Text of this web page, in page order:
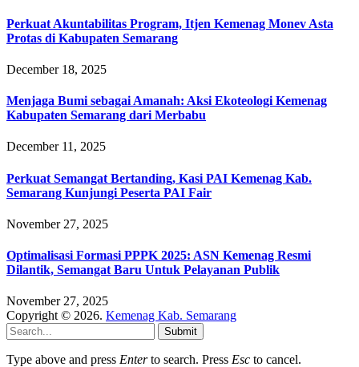
Perkuat Akuntabilitas Program, Itjen Kemenag Monev Asta
Protas di Kabupaten Semarang
December 18, 2025
Menjaga Bumi sebagai Amanah: Aksi Ekoteologi Kemenag
Kabupaten Semarang dari Merbabu
December 11, 2025
Perkuat Semangat Bertanding, Kasi PAI Kemenag Kab.
Semarang Kunjungi Peserta PAI Fair
November 27, 2025
Optimalisasi Formasi PPPK 2025: ASN Kemenag Resmi
Dilantik, Semangat Baru Untuk Pelayanan Publik
November 27, 2025
Copyright © 2026. Kemenag Kab. Semarang
Submit
Type above and press Enterto search. Press Esc to cancel.